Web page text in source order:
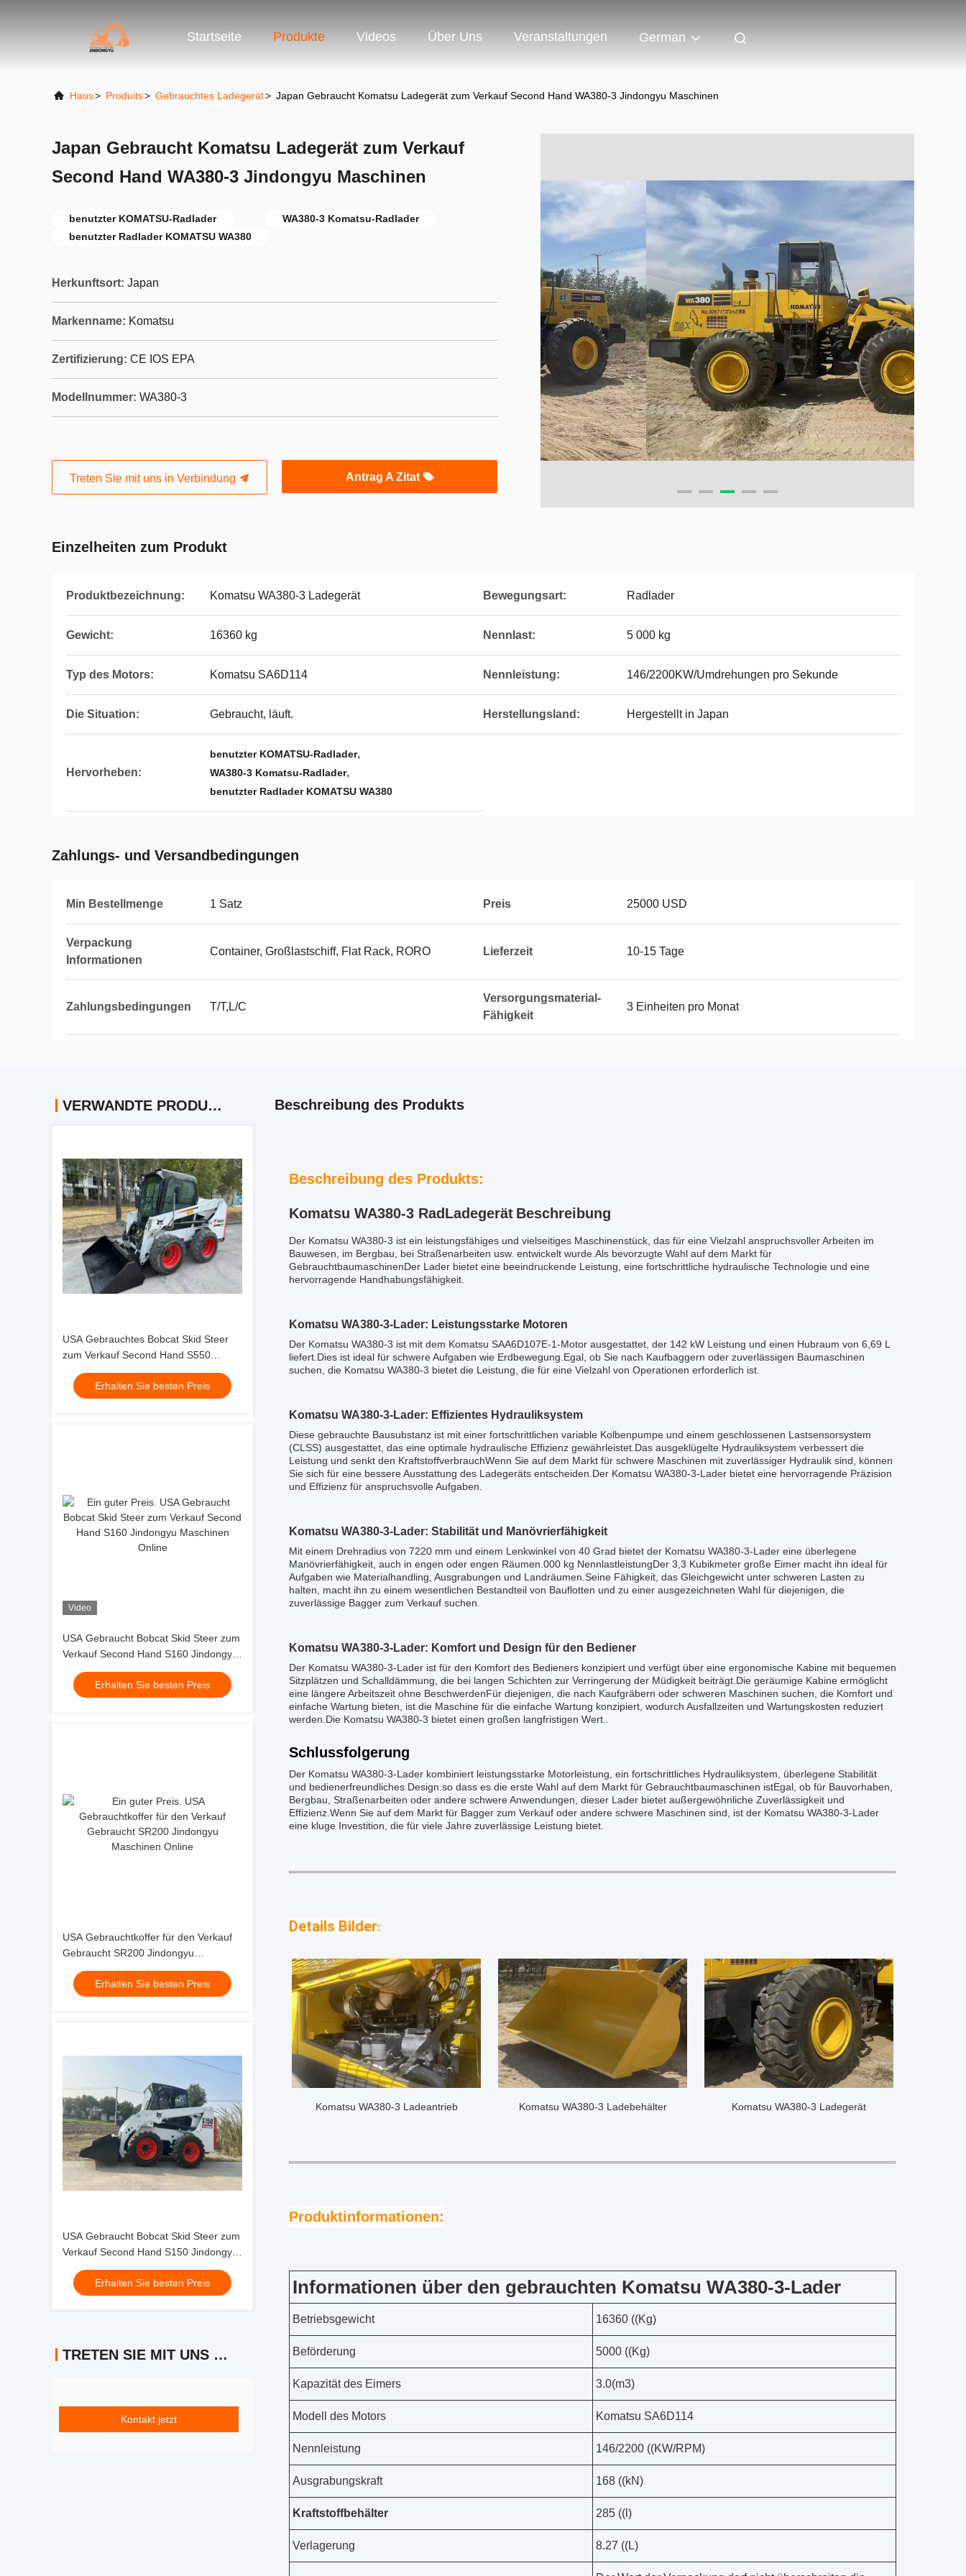
Startseite Produkte Videos Über Uns Veranstaltungen German
Haus> Produits> Gebrauchtes Ladegerät> Japan Gebraucht Komatsu Ladegerät zum Verkauf Second Hand WA380-3 Jindongyu Maschinen
Japan Gebraucht Komatsu Ladegerät zum Verkauf
Second Hand WA380-3 Jindongyu Maschinen
benutzter KOMATSU-Radlader
WA380-3 Komatsu-Radlader
benutzter Radlader KOMATSU WA380
Herkunftsort: Japan
Markenname: Komatsu
Zertifizierung: CE IOS EPA
Modellnummer: WA380-3
Treten Sie mit uns in Verbindung Antrag A Zitat
Einzelheiten zum Produkt
Produktbezeichnung: Komatsu WA380-3 Ladegerät Bewegungsart: Radlader
Gewicht: 16360 kg Nennlast: 5 000 kg
Typ des Motors: Komatsu SA6D114 Nennleistung: 146/2200KW/Umdrehungen pro Sekunde
Die Situation: Gebraucht, läuft. Herstellungsland: Hergestellt in Japan
Hervorheben:
benutzter KOMATSU-Radlader,
WA380-3 Komatsu-Radlader,
benutzter Radlader KOMATSU WA380
Zahlungs- und Versandbedingungen
Min Bestellmenge 1 Satz Preis 25000 USD
Verpackung
Informationen
Container, Großlastschiff, Flat Rack, RORO Lieferzeit 10-15 Tage
Zahlungsbedingungen T/T,L/C
Versorgungsmaterial-
Fähigkeit
3 Einheiten pro Monat
VERWANDTE PRODUKTE
USA Gebrauchtes Bobcat Skid Steer
zum Verkauf Second Hand S550
Jindongyu Maschinen
Erhalten Sie besten Preis
Video
USA Gebraucht Bobcat Skid Steer zum
Verkauf Second Hand S160 Jindongyu
Maschinen
Erhalten Sie besten Preis
USA Gebrauchtkoffer für den Verkauf
Gebraucht SR200 Jindongyu
Maschinen
Erhalten Sie besten Preis
USA Gebraucht Bobcat Skid Steer zum
Verkauf Second Hand S150 Jindongyu
Maschinen
Erhalten Sie besten Preis
TRETEN SIE MIT UNS IN VERBINDUNG
Kontakt jetzt
Beschreibung des Produkts
Beschreibung des Produkts:
Komatsu WA380-3 Rad Ladegerät Beschreibung
Der Komatsu WA380-3 ist ein leistungsfähiges und vielseitiges Maschinenstück, das für eine Vielzahl anspruchsvoller Arbeiten im
Bauwesen, im Bergbau, bei Straßenarbeiten usw. entwickelt wurde.Als bevorzugte Wahl auf dem Markt für
GebrauchtbaumaschinenDer Lader bietet eine beeindruckende Leistung, eine fortschrittliche hydraulische Technologie und eine
hervorragende Handhabungsfähigkeit.
Komatsu WA380-3-Lader: Leistungsstarke Motoren
Der Komatsu WA380-3 ist mit dem Komatsu SAA6D107E-1-Motor ausgestattet, der 142 kW Leistung und einen Hubraum von 6,69 L
liefert.Dies ist ideal für schwere Aufgaben wie Erdbewegung.Egal, ob Sie nach Kaufbaggern oder zuverlässigen Baumaschinen
suchen, die Komatsu WA380-3 bietet die Leistung, die für eine Vielzahl von Operationen erforderlich ist.
Komatsu WA380-3-Lader: Effizientes Hydrauliksystem
Diese gebrauchte Bausubstanz ist mit einer fortschrittlichen variable Kolbenpumpe und einem geschlossenen Lastsensorsystem
(CLSS) ausgestattet, das eine optimale hydraulische Effizienz gewährleistet.Das ausgeklügelte Hydrauliksystem verbessert die
Leistung und senkt den KraftstoffverbrauchWenn Sie auf dem Markt für schwere Maschinen mit zuverlässiger Hydraulik sind, können
Sie sich für eine bessere Ausstattung des Ladegeräts entscheiden.Der Komatsu WA380-3-Lader bietet eine hervorragende Präzision
und Effizienz für anspruchsvolle Aufgaben.
Komatsu WA380-3-Lader: Stabilität und Manövrierfähigkeit
Mit einem Drehradius von 7220 mm und einem Lenkwinkel von 40 Grad bietet der Komatsu WA380-3-Lader eine überlegene
Manövrierfähigkeit, auch in engen oder engen Räumen.000 kg NennlastleistungDer 3,3 Kubikmeter große Eimer macht ihn ideal für
Aufgaben wie Materialhandling, Ausgrabungen und Landräumen.Seine Fähigkeit, das Gleichgewicht unter schweren Lasten zu
halten, macht ihn zu einem wesentlichen Bestandteil von Bauflotten und zu einer ausgezeichneten Wahl für diejenigen, die
zuverlässige Bagger zum Verkauf suchen.
Komatsu WA380-3-Lader: Komfort und Design für den Bediener
Der Komatsu WA380-3-Lader ist für den Komfort des Bedieners konzipiert und verfügt über eine ergonomische Kabine mit bequemen
Sitzplätzen und Schalldämmung, die bei langen Schichten zur Verringerung der Müdigkeit beiträgt.Die geräumige Kabine ermöglicht
eine längere Arbeitszeit ohne BeschwerdenFür diejenigen, die nach Kaufgräbern oder schweren Maschinen suchen, die Komfort und
einfache Wartung bieten, ist die Maschine für die einfache Wartung konzipiert, wodurch Ausfallzeiten und Wartungskosten reduziert
werden.Die Komatsu WA380-3 bietet einen großen langfristigen Wert..
Schlussfolgerung
Der Komatsu WA380-3-Lader kombiniert leistungsstarke Motorleistung, ein fortschrittliches Hydrauliksystem, überlegene Stabilität
und bedienerfreundliches Design.so dass es die erste Wahl auf dem Markt für Gebrauchtbaumaschinen istEgal, ob für Bauvorhaben,
Bergbau, Straßenarbeiten oder andere schwere Anwendungen, dieser Lader bietet außergewöhnliche Zuverlässigkeit und
Effizienz.Wenn Sie auf dem Markt für Bagger zum Verkauf oder andere schwere Maschinen sind, ist der Komatsu WA380-3-Lader
eine kluge Investition, die für viele Jahre zuverlässige Leistung bietet.
Details Bilder:
Komatsu WA380-3 Ladeantrieb Komatsu WA380-3 Ladebehälter Komatsu WA380-3 Ladegerät
Produktinformationen:
Informationen über den gebrauchten Komatsu WA380-3-Lader
Betriebsgewicht 16360 ((Kg)
Beförderung 5000 ((Kg)
Kapazität des Eimers 3.0(m3)
Modell des Motors Komatsu SA6D114
Nennleistung 146/2200 ((KW/RPM)
Ausgrabungskraft 168 ((kN)
Kraftstoffbehälter 285 ((l)
Verlagerung 8.27 ((L)